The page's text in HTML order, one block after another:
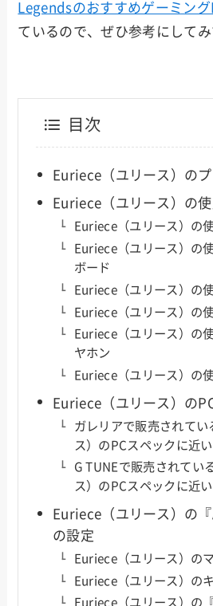
Legendsのおすすめゲーミング
ているので、ぜひ参考にしてみ
目次
Euriece（ユリース）の
Euriece（ユリース）の
Euriece（ユリース）の
Euriece（ユリース）の
ボード
Euriece（ユリース）の
Euriece（ユリース）の
Euriece（ユリース）の
ヤホン
Euriece（ユリース）の
Euriece（ユリース）の
ガレリアで販売されて
ス）のPCスペックに近
G TUNEで販売されてい
ス）のPCスペックに近
Euriece（ユリース）の『
の設定
Euriece（ユリース）の
Euriece（ユリース）の
Euriece（ユリース）の